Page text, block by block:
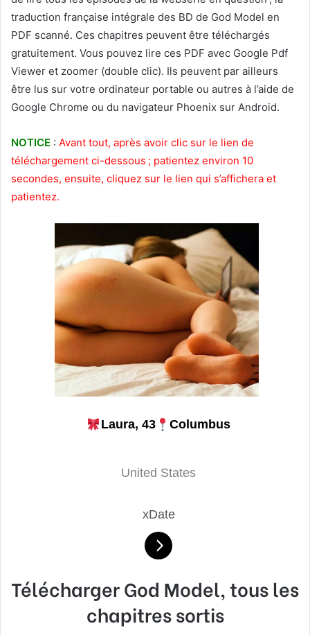
traduction française intégrale des BD de God Model en
PDF scanné. Ces chapitres peuvent être téléchargés
gratuitement. Vous pouvez lire ces PDF avec Google Pdf
Viewer et zoomer (double clic). Ils peuvent par ailleurs
être lus sur votre ordinateur portable ou autres à l’aide de
Google Chrome ou du navigateur Phoenix sur Android.
NOTICE : Avant tout, après avoir clic sur le lien de
téléchargement ci-dessous ; patientez environ 10
secondes, ensuite, cliquez sur le lien qui s’affichera et
patientez.
Laura, 43 Columbus
United States
xDate
TéléchargerGod Model, tous les
chapitres sortis